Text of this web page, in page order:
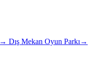
→ Dış Mekan Oyun Parkı→